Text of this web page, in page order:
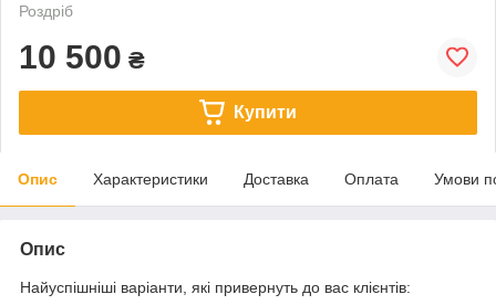
Роздріб
10 500 ₴
Купити
Опис Характеристики Доставка Оплата Умови
Опис
Найуспішніші варіанти, які привернуть до вас клієнтів: